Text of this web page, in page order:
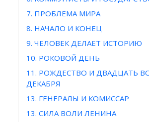
7. ПРОБЛЕМА МИРА
8. НАЧАЛО И КОНЕЦ
9. ЧЕЛОВЕК ДЕЛАЕТ ИСТОРИЮ
10. РОКОВОЙ ДЕНЬ
11. РОЖДЕСТВО И ДВАДЦАТЬ
ДЕКАБРЯ
13. ГЕНЕРАЛЫ И КОМИССАР
13. СИЛА ВОЛИ ЛЕНИНА